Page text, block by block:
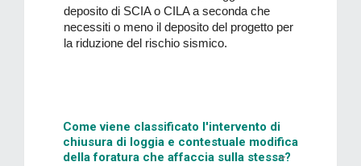
deposito di SCIA o CILA a seconda che
necessiti o meno il deposito del progetto per
la riduzione del rischio sismico.
Come viene classificato l'intervento di
chiusura di loggia e contestuale modifica
della foratura che affaccia sulla stessa?